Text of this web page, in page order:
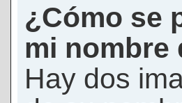
¿Cómo se
mi nombre
Hay dos